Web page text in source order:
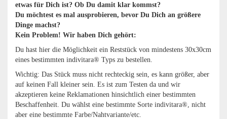
etwas für Dich ist? Ob Du damit klar kommst?
Du möchtest es mal ausprobieren, bevor Du Dich an größere
Dinge machst?
Kein Problem! Wir haben Dich gehört:
Du hast hier die Möglichkeit ein Reststück von mindestens 30x30cm
eines bestimmten indivitara® Typs zu bestellen.
Wichtig: Das Stück muss nicht rechteckig sein, es kann größer, aber
auf keinen Fall kleiner sein. Es ist zum Testen da und wir
akzeptieren keine Reklamationen hinsichtlich einer bestimmten
Beschaffenheit. Du wählst eine bestimmte Sorte indivitara®, nicht
aber eine bestimmte Farbe/Nahtvariante/etc.